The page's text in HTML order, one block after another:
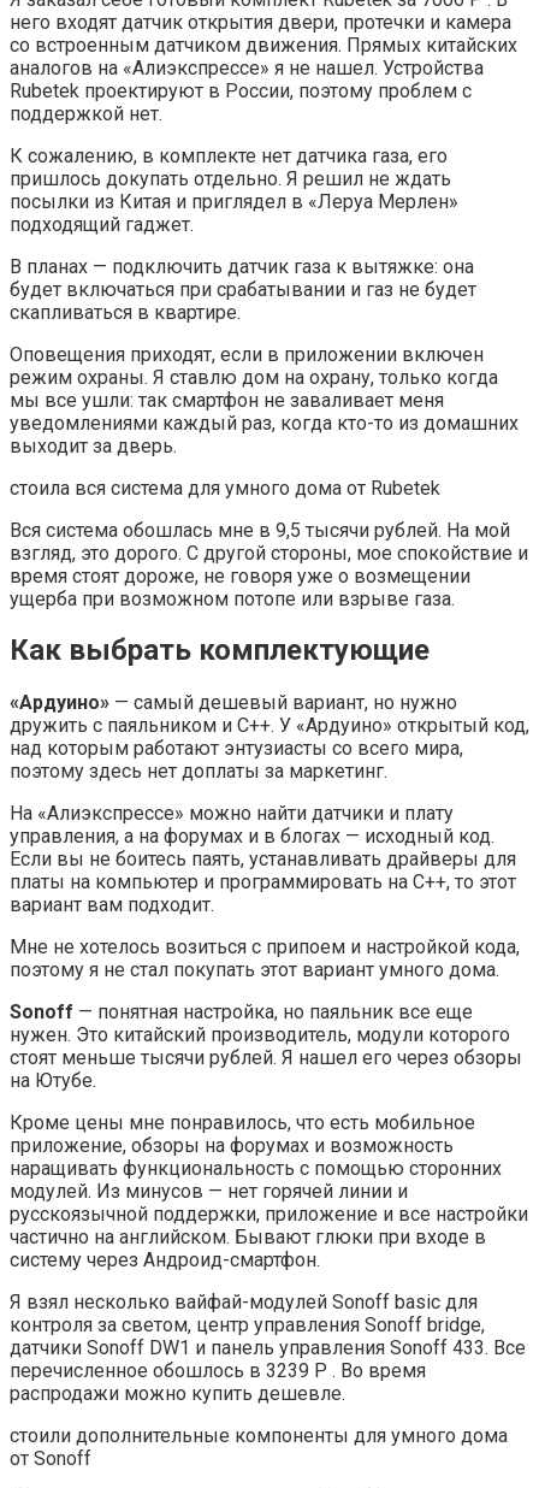
него входят датчик открытия двери, протечки и камера
со встроенным датчиком движения. Прямых китайских
аналогов на «Алиэкспрессе» я не нашел. Устройства
Rubetek проектируют в России, поэтому проблем с
поддержкой нет.
К сожалению, в комплекте нет датчика газа, его
пришлось докупать отдельно. Я решил не ждать
посылки из Китая и приглядел в «Леруа Мерлен»
подходящий гаджет.
В планах — подключить датчик газа к вытяжке: она
будет включаться при срабатывании и газ не будет
скапливаться в квартире.
Оповещения приходят, если в приложении включен
режим охраны. Я ставлю дом на охрану, только когда
мы все ушли: так смартфон не заваливает меня
уведомлениями каждый раз, когда кто-то из домашних
выходит за дверь.
стоила вся система для умного дома от Rubetek
Вся система обошлась мне в 9,5 тысячи рублей. На мой
взгляд, это дорого. С другой стороны, мое спокойствие и
время стоят дороже, не говоря уже о возмещении
ущерба при возможном потопе или взрыве газа.
Как выбрать комплектующие
«Ардуино» — самый дешевый вариант, но нужно
дружить с паяльником и C++. У «Ардуино» открытый код,
над которым работают энтузиасты со всего мира,
поэтому здесь нет доплаты за маркетинг.
На «Алиэкспрессе» можно найти датчики и плату
управления, а на форумах и в блогах — исходный код.
Если вы не боитесь паять, устанавливать драйверы для
платы на компьютер и программировать на C++, то этот
вариант вам подходит.
Мне не хотелось возиться с припоем и настройкой кода,
поэтому я не стал покупать этот вариант умного дома.
Sonoff — понятная настройка, но паяльник все еще
нужен. Это китайский производитель, модули которого
стоят меньше тысячи рублей. Я нашел его через обзоры
на Ютубе.
Кроме цены мне понравилось, что есть мобильное
приложение, обзоры на форумах и возможность
наращивать функциональность с помощью сторонних
модулей. Из минусов — нет горячей линии и
русскоязычной поддержки, приложение и все настройки
частично на английском. Бывают глюки при входе в
систему через Андроид-смартфон.
Я взял несколько вайфай-модулей Sonoff basic для
контроля за светом, центр управления Sonoff bridge,
датчики Sonoff DW1 и панель управления Sonoff 433. Все
перечисленное обошлось в 3239 Р . Во время
распродажи можно купить дешевле.
стоили дополнительные компоненты для умного дома
от Sonoff